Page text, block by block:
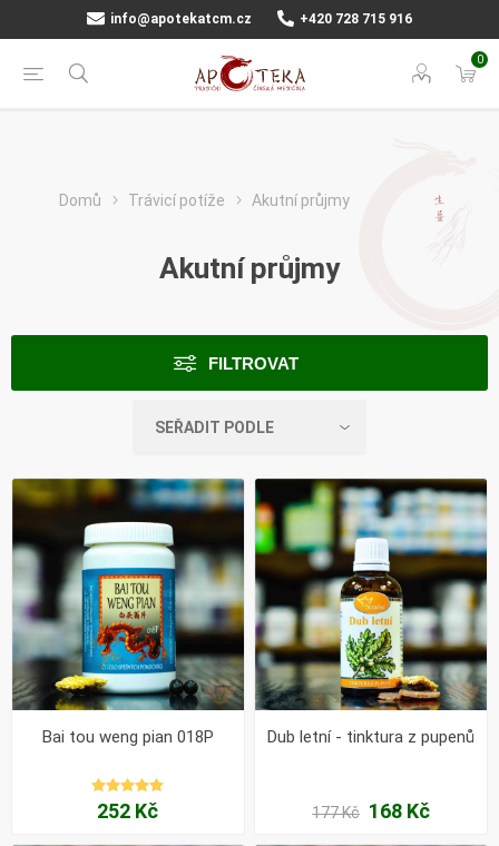
info@apotekatcm.cz +420 728 715 916
0
Domů Trávicí potíže Akutní průjmy
Akutní průjmy
FILTROVAT
Bai tou weng pian 018P
252 Kč
Dub letní - tinktura z pupenů
177 Kč 168 Kč